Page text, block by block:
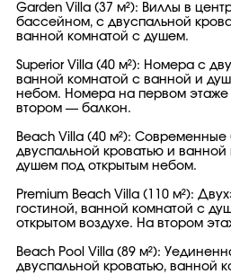
Garden Villa (37 м²): Виллы в
бассейном, с двуспальной
ванной комнатой с душем.
Superior Villa (40 м²): Номера с
ванной комнатой с ванной и
небом. Номера на первом этаже
втором — балкон.
Beach Villa (40 м²):
двуспальной кроватью и
душем под открытым небом.
Premium Beach Villa (110 м²):
гостиной, ванной комнатой с
открытом воздухе. На втором
Beach Pool Villa (89 м²):
двуспальной кроватью, ванной